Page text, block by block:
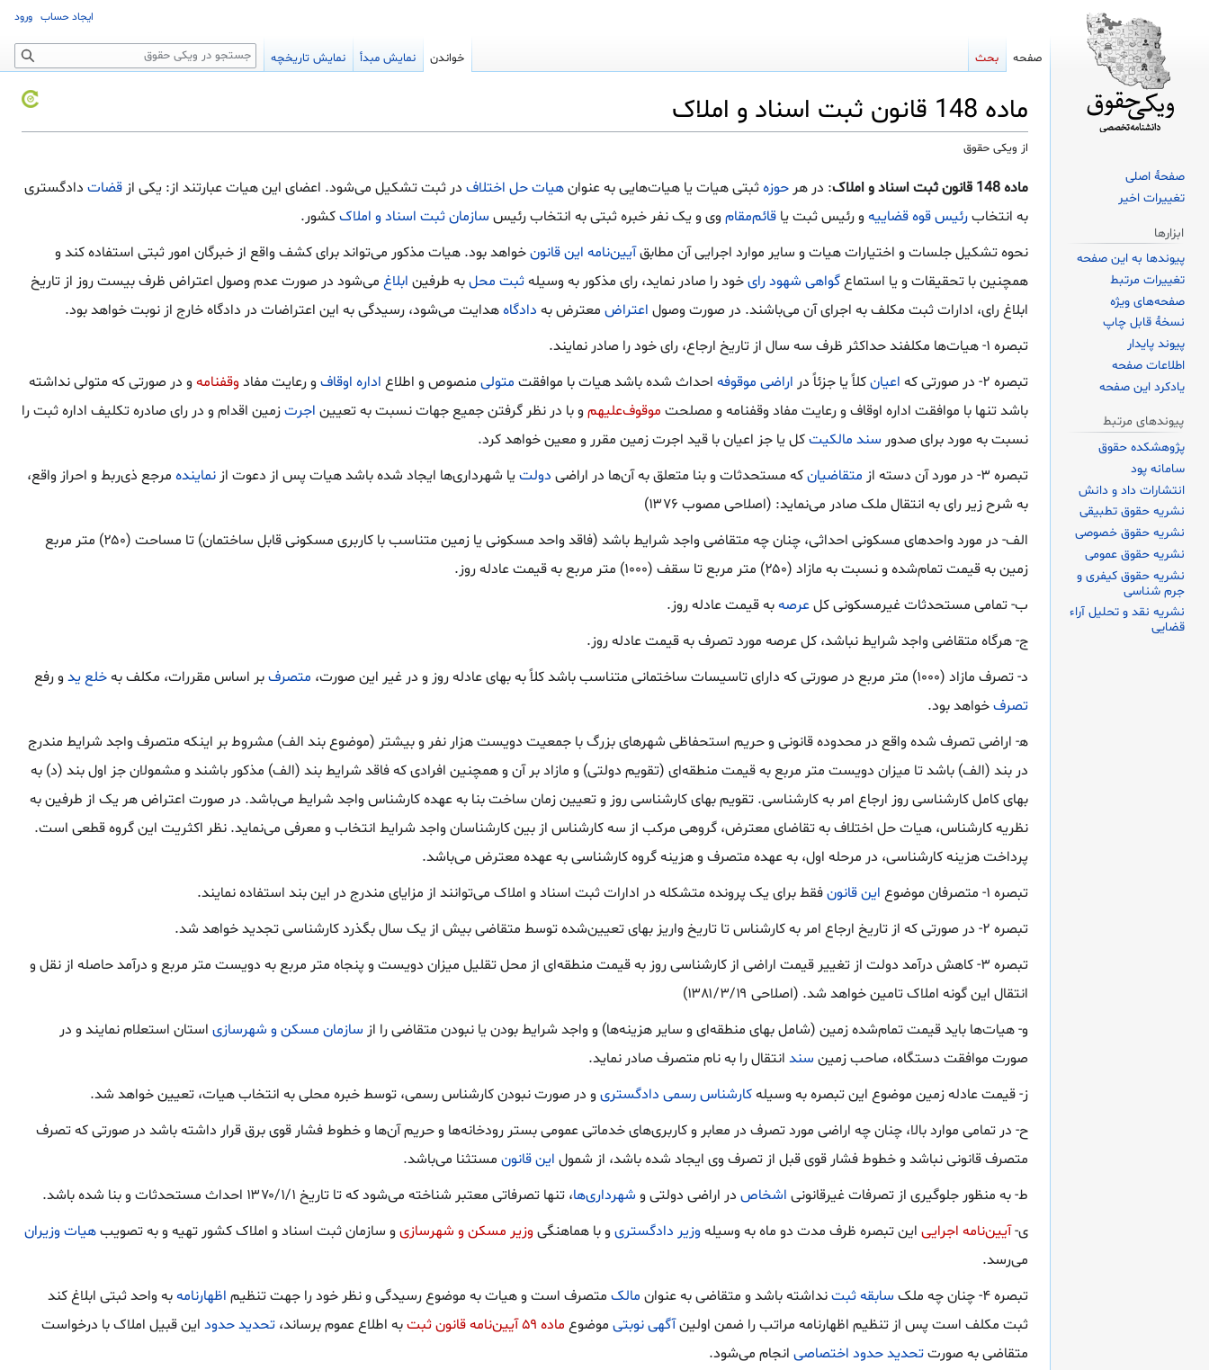
ماده 148 قانون ثبت اسناد و املاک
از ویکی حقوق
پرش
ناوبری
پرش
جستجو
ماده 148 قانون ثبت اسناد و املاک : در هر حوزهثبتی هیات یا هیات‌هایی به عنوانهیات حل اختلاف در ثبت تشکیل می‌شود. اعضای این هیات عبارتند از: یکی از قضات دادگستری
به انتخابرئیس قوه قضاییه و رئیس ثبت یا قائم‌مقام وی و یک نفر خبره ثبتی به انتخاب رئیس سازمان ثبت اسناد و املاککشور.
نحوه تشکیل جلسات و اختیارات هیات و سایر موارد اجرایی آن مطابقآیین‌نامه این قانونخواهد بود. هیات مذکور می‌تواند برای کشف واقع از خبرگان امور ثبتی استفاده کند و
همچنین با تحقیقات و یا استماعگواهی شهودرایخود را صادر نماید، رای مذکور به وسیلهثبت محلبه طرفین ابلاغ می‌شود در صورت عدم وصول اعتراض ظرف بیست روز از تاریخ
ابلاغ رای، ادارات ثبت مکلف به اجرای آن می‌باشند. در صورت وصول اعتراض معترض به دادگاههدایت می‌شود، رسیدگی به این اعتراضات در دادگاه خارج از نوبت خواهد بود.
تبصره ۱- هیات‌ها مکلفند حداکثر ظرف سه سال از تاریخ ارجاع، رای خود را صادر نمایند.
تبصره ۲- در صورتی که
اعیانکلاً یا جزئاً در اراضی موقوفه احداث شده باشد هیات با موافقت متولی منصوص و اطلاع اداره اوقاف و رعایت مفادوقفنامه و در صورتی که متولی نداشته
باشد تنها با موافقت اداره اوقاف و رعایت مفاد وقفنامه و مصلحت موقوف‌علیهم و با در نظر گرفتن جمیع جهات نسبت به تعیین اجرتزمین اقدام و در رای صادره تکلیف اداره ثبت را
نسبت به مورد برای صدور سند مالکیتکل یا جز اعیان با قید اجرت زمین مقرر و معین خواهد کرد.
تبصره ۳- در مورد آن دسته از
متقاضیانکه مستحدثات و بنا متعلق به آن‌ها در اراضی دولتیا شهرداری‌ها ایجاد شده باشد هیات پس از دعوت از نماینده مرجع ذی‌ربط و احراز واقع،
به شرح زیر رای به انتقال ملک صادر می‌نماید: (اصلاحی مصوب ۱۳۷۶)
الف- در مورد واحدهای مسکونی احداثی، چنان چه متقاضی واجد شرایط باشد (فاقد واحد مسکونی یا زمین متناسب با کاربری مسکونی قابل ساختمان) تا مساحت (۲۵۰) متر مربع
زمین به قیمت تمام‌شده و نسبت به مازاد (۲۵۰) متر مربع تا سقف (۱۰۰۰) متر مربع به قیمت عادله روز.
ب- تمامی مستحدثات غیرمسکونی کلعرصهبه قیمت عادله روز.
ج- هر‌گاه متقاضی واجد شرایط نباشد، کل عرصه مورد تصرف به قیمت عادله روز.
د- تصرف مازاد (۱۰۰۰) متر مربع در صورتی که دارای تاسیسات ساختمانی متناسب باشد کلاً به بهای عادله روز و در غیر این صورت،
متصرفبر اساس مقررات، مکلف بهخلع ید و رفع
تصرفخواهد بود.
ه‍- اراضی تصرف شده واقع در محدوده قانونی و حریم استحفاظی شهرهای بزرگ با جمعیت دویست هزار نفر و بیشتر (موضوع بند الف) مشروط بر اینکه متصرف واجد شرایط مندرج
در بند (الف) باشد تا میزان دویست متر مربع به قیمت منطقه‌ای (تقویم دولتی) و مازاد بر آن و همچنین افرادی که فاقد شرایط بند (الف) مذکور باشند و مشمولان جز اول بند (د) به
بهای کامل کار‌شناسی روز ارجاع امر به کار‌شناسی. تقویم بهای کار‌شناسی روز و تعیین زمان ساخت بنا به عهده کار‌شناس واجد شرایط می‌باشد. در صورت اعتراض هر یک از طرفین به
نظریه کار‌شناس، هیات حل اختلاف به تقاضای معترض، گروهی مرکب از سه کار‌شناس از بین کار‌شناسان واجد شرایط انتخاب و معرفی می‌نماید. نظر اکثریت این گروه قطعی است.
پرداخت هزینه کار‌شناسی، در مرحله اول، به عهده متصرف و هزینه گروه کار‌شناسی به عهده معترض می‌باشد.
تبصره ۱- متصرفان موضوع
این قانونفقط برای یک پرونده متشکله در ادارات ثبت اسناد و املاک می‌توانند از مزایای مندرج در این بند استفاده نمایند.
تبصره ۲- در صورتی که از تاریخ ارجاع امر به کار‌شناس تا تاریخ واریز بهای تعیین‌شده توسط متقاضی بیش از یک سال بگذرد کار‌شناسی تجدید خواهد شد.
تبصره ۳- کاهش درآمد دولت از تغییر قیمت اراضی از کار‌شناسی روز به قیمت منطقه‌ای از محل تقلیل میزان دویست و پنجاه متر مربع به دویست متر مربع و درآمد حاصله از نقل و
انتقال این گونه املاک تامین خواهد شد. (اصلاحی ۱۳۸۱/۳/۱۹)
و- هیات‌ها باید قیمت تمام‌شده زمین (شامل بهای منطقه‌ای و سایر هزینه‌ها) و واجد شرایط بودن یا نبودن متقاضی را از سازمان مسکن و شهرسازی استان استعلام نمایند و در
صورت موافقت دستگاه، صاحب زمین سند انتقال را به نام متصرف صادر نماید.
ز- قیمت عادله زمین موضوع این تبصره به وسیلهکار‌شناس رسمی دادگستری و در صورت نبودن کار‌شناس رسمی، توسط خبره محلی به انتخاب هیات، تعیین خواهد شد.
ح- در تمامی موارد بالا، چنان چه اراضی مورد تصرف در معابر و کاربری‌های خدماتی عمومی بستر رودخانه‌ها و حریم آن‌ها و خطوط فشار قوی برق قرار داشته باشد در صورتی که تصرف
متصرف قانونی نباشد و خطوط فشار قوی قبل از تصرف وی ایجاد شده باشد، از شمول این قانون مستثنا می‌باشد.
ط- به منظور جلوگیری از تصرفات غیرقانونی اشخاص در اراضی دولتی و شهرداری‌ها، تنها تصرفاتی معتبر شناخته می‌شود که تا تاریخ ۱۳۷۰/۱/۱ احداث مستحدثات و بنا شده باشد.
ی-آیین‌نامه اجرایی این تبصره ظرف مدت دو ماه به وسیلهوزیر دادگستری و با هماهنگیوزیر مسکن و شهرسازی و سازمان ثبت اسناد و املاک کشور تهیه و به تصویبهیات وزیران
می‌رسد.
تبصره ۴- چنان چه ملک
سابقه ثبتنداشته باشد و متقاضی به عنوان مالک متصرف است و هیات به موضوع رسیدگی و نظر خود را جهت تنظیم اظهارنامهبه واحد ثبتی ابلاغ کند
ثبت مکلف است پس از تنظیم اظهارنامه مراتب را ضمن اولینآگهی نوبتی موضوع ماده ۵۹ آیین‌نامه قانون ثبت به اطلاع عموم برساند، تحدید حدود این قبیل املاک با درخواست
متقاضی به صورتتحدید حدود اختصاصی انجام می‌شود.
ایجاد حساب ورود
صفحه بحث خواندن نمایش مبدأ نمایش تاریخچه جستجو
صفحهٔ اصلی
تغییرات اخیر
ابزارها
پیوندها به این صفحه
تغییرات مرتبط
صفحه‌های ویژه
نسخهٔ قابل چاپ
پیوند پایدار
اطلاعات صفحه
یادکرد این صفحه
پیوندهای مرتبط
پژوهشکده حقوق
سامانه پود
انتشارات داد و دانش
نشریه حقوق تطبیقی
نشریه حقوق خصوصی
نشریه حقوق عمومی
نشریه حقوق کیفری و
جرم شناسی
نشریه نقد و تحلیل آراء
قضایی